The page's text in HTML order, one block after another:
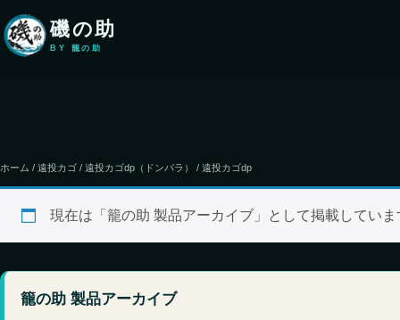
本文へ移動
磯の助
BY 籠の助
ホーム / 遠投カゴ / 遠投カゴdp（ドンパラ） / 遠投カゴdp
現在は「籠の助 製品アーカイブ」として掲載してい
籠の助 製品アーカイブ